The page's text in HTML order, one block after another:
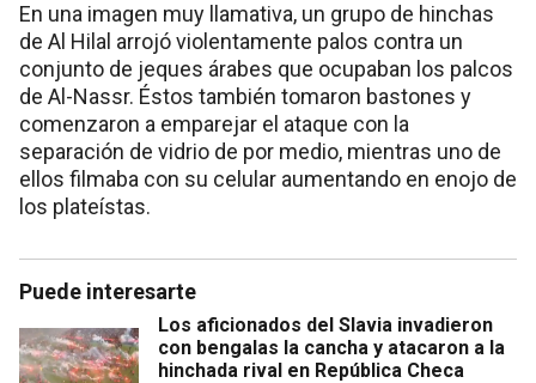
En una imagen muy llamativa, un grupo de hinchas
de Al Hilal arrojó violentamente palos contra un
conjunto de jeques árabes que ocupaban los palcos
de Al-Nassr. Éstos también tomaron bastones y
comenzaron a emparejar el ataque con la
separación de vidrio de por medio, mientras uno de
ellos filmaba con su celular aumentando en enojo de
los plateístas.
Puede interesarte
Los aficionados del Slavia invadieron
con bengalas la cancha y atacaron a la
hinchada rival en República Checa